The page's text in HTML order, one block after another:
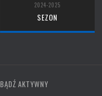
2024-2025
SEZON
BĄDŹ AKTYWNY